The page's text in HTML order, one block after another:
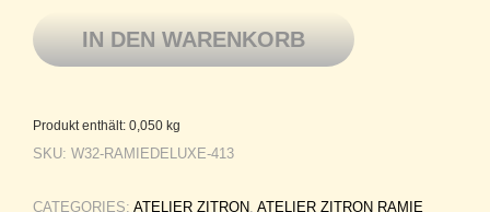
IN DEN WARENKORB
Produkt enthält: 0,050 kg
SKU: W32-RAMIEDELUXE-413
CATEGORIES: ATELIER ZITRON, ATELIER ZITRON RAMIE